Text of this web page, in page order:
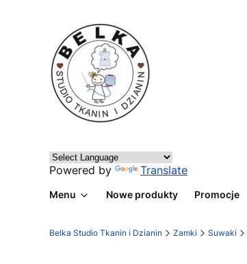
Powered by Translate
Menu Nowe produkty Promocje
Belka Studio Tkanin i Dzianin Zamki Suwaki